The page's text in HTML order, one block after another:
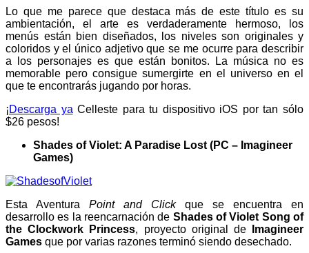
Lo que me parece que destaca más de este título es su
ambientación, el arte es verdaderamente hermoso, los
menús están bien diseñados, los niveles son originales y
coloridos y el único adjetivo que se me ocurre para describir
a los personajes es que están bonitos. La música no es
memorable pero consigue sumergirte en el universo en el
que te encontrarás jugando por horas.
¡Descarga ya Celleste para tu dispositivo iOS por tan sólo
$26 pesos!
Shades of Violet: A Paradise Lost (PC – Imagineer
Games)
Esta Aventura Point and Clickque se encuentra en
desarrollo es la reencarnación de Shades of Violet Song of
the Clockwork Princess, proyecto original de
Imagineer
Games que por varias razones terminó siendo desechado.